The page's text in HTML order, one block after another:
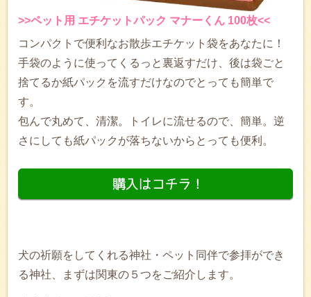
>>ペット用 エチケットパック マナーくん 100枚<<
コンパクトで便利なお散歩エチケット袋をあなたに！
手袋のように使ってくるっと裏返すだけ、後は袋ごと
捨てるか紙パックを流すだけなのでとっても簡単で
す。
包んで丸めて、清潔。トイレに流せるので、簡単。逆
さにしても紙パックが落ちないからとっても便利。
犬の祈願をしてくれる神社・ペット同伴で参拝ができ
る神社、まずは関東の５つをご紹介します。